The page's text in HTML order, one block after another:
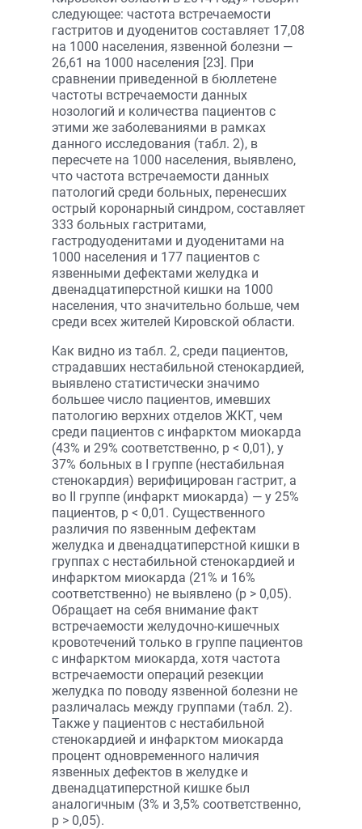
следующее: частота встречаемости
гастритов и дуоденитов составляет 17,08
на 1000 населения, язвенной болезни —
26,61 на 1000 населения [23]. При
сравнении приведенной в бюллетене
частоты встречаемости данных
нозологий и количества пациентов с
этими же заболеваниями в рамках
данного исследования (табл. 2), в
пересчете на 1000 населения, выявлено,
что частота встречаемости данных
патологий среди больных, перенесших
острый коронарный синдром, составляет
333 больных гастритами,
гастродуоденитами и дуоденитами на
1000 населения и 177 пациентов с
язвенными дефектами желудка и
двенадцатиперстной кишки на 1000
населения, что значительно больше, чем
среди всех жителей Кировской области.
Как видно из табл. 2, среди пациентов,
страдавших нестабильной стенокардией,
выявлено статистически значимо
большее число пациентов, имевших
патологию верхних отделов ЖКТ, чем
среди пациентов с инфарктом миокарда
(43% и 29% соответственно, p < 0,01), у
37% больных в I группе (нестабильная
стенокардия) верифицирован гастрит, а
во II группе (инфаркт миокарда) — у 25%
пациентов, p < 0,01. Существенного
различия по язвенным дефектам
желудка и двенадцатиперстной кишки в
группах с нестабильной стенокардией и
инфарктом миокарда (21% и 16%
соответственно) не выявлено (p > 0,05).
Обращает на себя внимание факт
встречаемости желудочно-кишечных
кровотечений только в группе пациентов
с инфарктом миокарда, хотя частота
встречаемости операций резекции
желудка по поводу язвенной болезни не
различалась между группами (табл. 2).
Также у пациентов с нестабильной
стенокардией и инфарктом миокарда
процент одновременного наличия
язвенных дефектов в желудке и
двенадцатиперстной кишке был
аналогичным (3% и 3,5% соответственно,
p > 0,05).